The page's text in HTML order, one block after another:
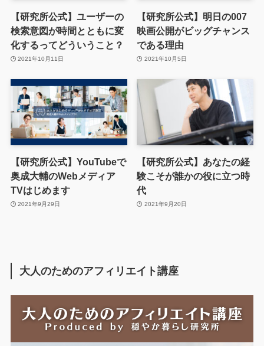
【研究所公式】ユーザーの
検索意図が時間とともに変
化するってどういうこと？
2021年10月11日
【研究所公式】明日の007
映画公開がビッグチャンス
である理由
2021年10月5日
【研究所公式】YouTubeで
奥成大輔のWebメディア
TVはじめます
2021年9月29日
【研究所公式】あなたの経
験こそが誰かの役に立つ時
代
2021年9月20日
大人のためのアフィリエイト講座